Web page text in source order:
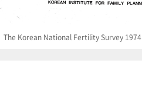
The Korean National Fertility Survey 1974